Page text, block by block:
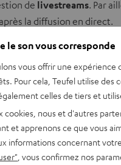
de livestreams. Par
la diffusion en direct.
élevé. En
pour un site web.
l’écouter. Sur le web,
le son vous corresponde
vous offrir une
Pour cela, Teufel utilise des
celles de tiers et
cookies, nous et d'autres
et apprenons ce que vous
informations concernant
, vous confirmez nos